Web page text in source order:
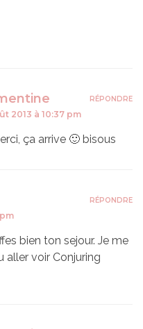
2013 à 10:37 pm
ça arrive 🙂 bisous
RÉPONDRE
bien ton sejour. Je me
aller voir Conjuring
RÉPONDRE